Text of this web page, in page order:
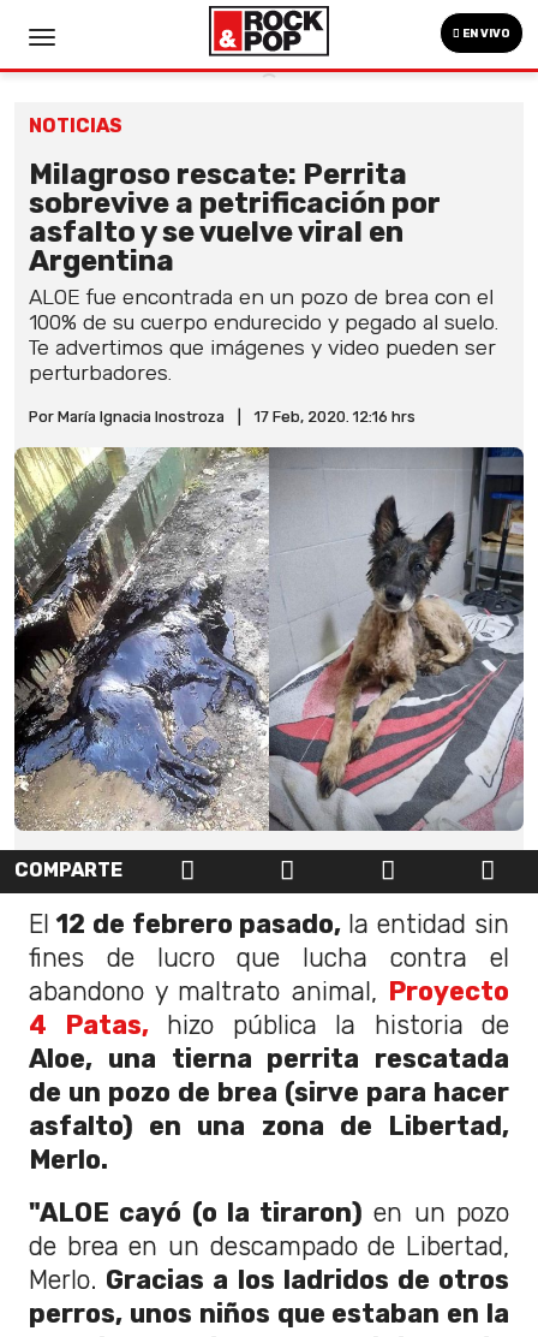
EN VIVO
NOTICIAS
Milagroso rescate: Perrita
sobrevive a petrificación por
asfalto y se vuelve viral en
Argentina
ALOE fue encontrada en un pozo de brea con el
100% de su cuerpo endurecido y pegado al suelo.
Te advertimos que imágenes y video pueden ser
perturbadores.
Por María Ignacia Inostroza 17 Feb, 2020. 12:16 hrs
COMPARTE
El 12 de febrero pasado, la entidad sin
fines de lucro que lucha contra el
abandono y maltrato animal, Proyecto
4 Patas,
hizo pública la historia de
Aloe, una tierna perrita rescatada
de un pozo de brea (sirve para hacer
asfalto) en una zona de Libertad,
Merlo.
"ALOE cayó (o la tiraron) en un pozo
de brea en un descampado de Libertad,
Merlo. Gracias a los ladridos de otros
perros, unos niños que estaban en la